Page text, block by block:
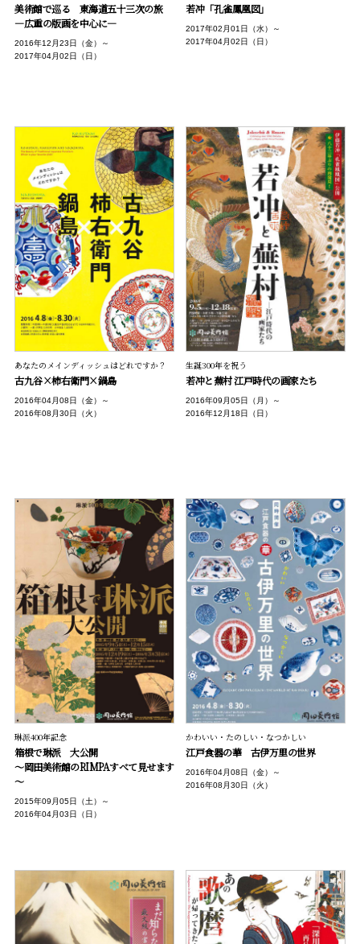
若冲「孔雀鳳凰図」
2017年02月01日（水）～
2017年04月02日（日）
美術館で巡る 東海道五十三次の旅
―広重の版画を中心に―
2016年12月23日（金）～
2017年04月02日（日）
生誕300年を祝う
若冲と蕪村 江戸時代の画家たち
2016年09月05日（月）～
2016年12月18日（日）
あなたのメインディッシュはどれですか？
古九谷×柿右衛門×鍋島
2016年04月08日（金）～
2016年08月30日（火）
かわいい・たのしい・なつかしい
江戸食器の華 古伊万里の世界
2016年04月08日（金）～
2016年08月30日（火）
琳派400年記念
箱根で琳派 大公開
～岡田美術館のRIMPAすべて見せます
～
2015年09月05日（土）～
2016年04月03日（日）